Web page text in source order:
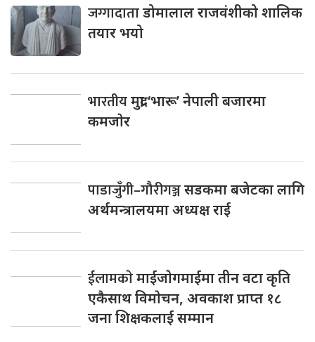
जग्गादाताडोमालाल राजवंशीको शालिक
तयार भयो
भारतीयमुद्रा ‘भारू’ नेपाली बजारमा
कमजाेर
पाडाजुँगी–गौरीगञ्जसडकमा बजेटका लागि
अर्थमन्त्रालयमा अध्यक्ष राई
ईलामकाेमाईजाेगमाईमा तीन वटा कृति
एकैसाथ विमाेचन, अवकाश प्राप्त १८
जना शिक्षकलाई सम्मान